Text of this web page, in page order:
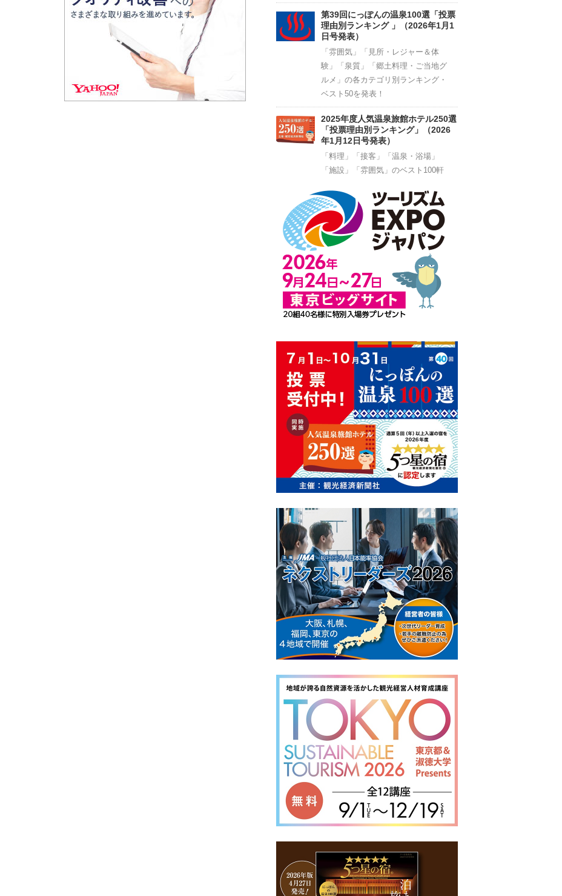
第39回にっぽんの温泉100選「投票
理由別ランキング 」（2026年1月1
日号発表）
「雰囲気」「見所・レジャー＆体
験」「泉質」「郷土料理・ご当地グ
ルメ」の各カテゴリ別ランキング・
ベスト50を発表！
2025年度人気温泉旅館ホテル250選
「投票理由別ランキング」（2026
年1月12日号発表）
「料理」「接客」「温泉・浴場」
「施設」「雰囲気」のベスト100軒